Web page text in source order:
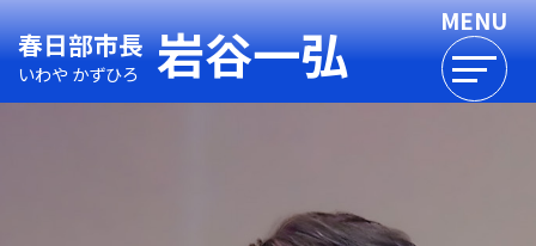
春日部市長
いわや かずひろ 岩谷一弘